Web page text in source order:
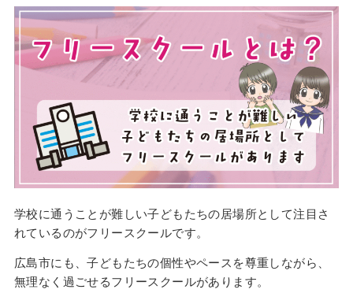
学校に通うことが難しい子どもたちの居場所として注目さ
れているのがフリースクールです。
広島市にも、子どもたちの個性やペースを尊重しながら、
無理なく過ごせるフリースクールがあります。